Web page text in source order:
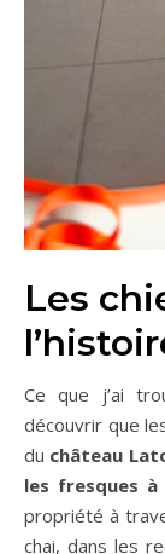
Les
Ce que j’ai
découvrir que
du château
les fresques à
propriété à
chai, dans les